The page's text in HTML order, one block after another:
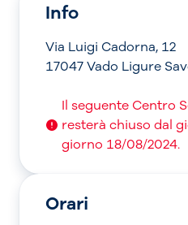
Info
Via Luigi Cadorna, 12
17047 Vado Ligure
Il seguente Centro
resterà chiuso dal
giorno 18/08/2024.
Orari